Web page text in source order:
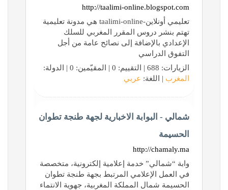
http://taalimi-online.blogspot.com
تعليمي أونلاين-taalimi-online هي مدونة تعليمية
تهتم بنشر دروس المقرر المغربي للسلك
الإعدادي بالإضافة إلى نصائح عامة من أجل
التفوق الدراسي
الزيارات: 688 | التقييم: 0 | المقيّمين: 0 | الدولة:
المغرب | اللغة: عربي
شمالي - البوابة الاخبارية لجهة طنجة تطوان
الحسيمة
http://chamaly.ma
وابة “شمالي” خدمة إعلامية إلكترونية، متخصصة
في العمل الإعلامي المرتبط بجهة طنجة تطوان
الحسيمة شمال المملكة المغربية، جهوية الانتماء